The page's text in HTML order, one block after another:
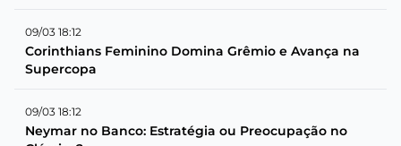
09/03 18:12
Corinthians Feminino Domina Grêmio e Avança na
Supercopa
09/03 18:12
Neymar no Banco: Estratégia ou Preocupação no